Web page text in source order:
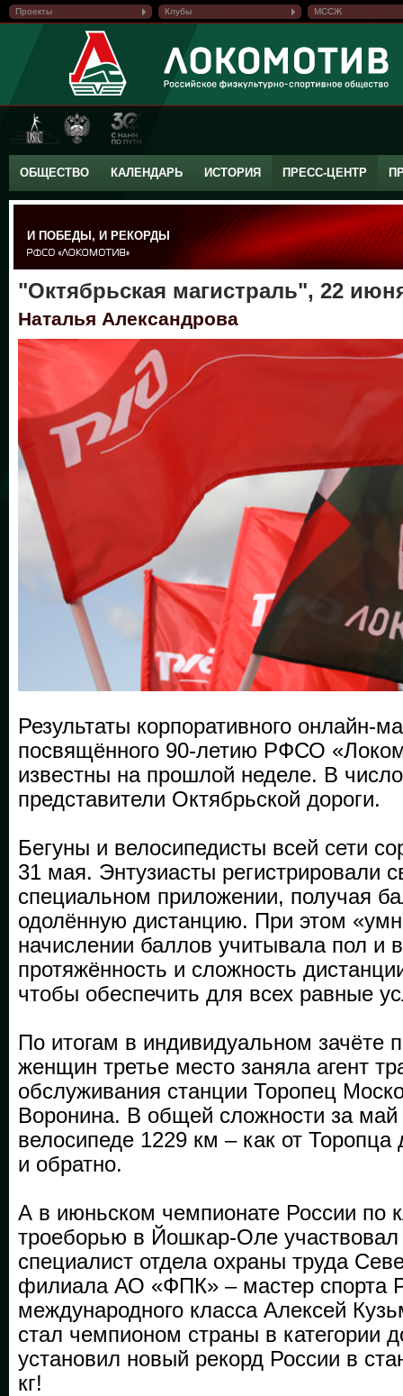
Проекты Клубы МССЖ
ОБЩЕСТВО КАЛЕНДАРЬ ИСТОРИЯ ПРЕСС-ЦЕНТР
И ПОБЕДЫ, И РЕКОРДЫ
"Октябрьская магистраль", 22
Наталья Александрова
Результаты корпоративного онлайн-
посвящённого 90-летию РФСО
известны на прошлой неделе. В
представители Октябрьской дороги.
Бегуны и велосипедисты всей сети
31 мая. Энтузиасты регистрировали
специальном приложении, получая
одолённую дистанцию. При этом
начислении баллов учитывала пол и
протяжённость и сложность
чтобы обеспечить для всех равные
По итогам в индивидуальном зачёте
женщин третье место заняла агент
обслуживания станции Торопец
Воронина. В общей сложности за май
велосипеде 1229 км – как от Торопца
и обратно.
А в июньском чемпионате России по
троеборью в Йошкар-Оле
специалист отдела охраны труда
филиала АО «ФПК» – мастер спорта
международного класса Алексей
стал чемпио­ном страны в категории
установил новый рекорд России в
кг!